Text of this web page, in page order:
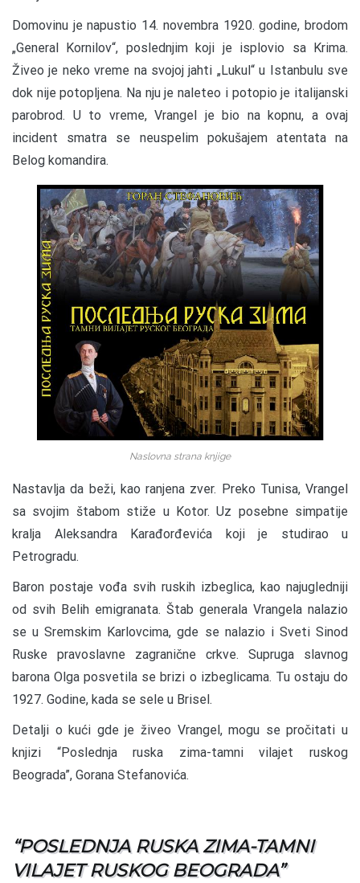
Domovinu je napustio 14. novembra 1920. godine, brodom
„General Kornilov“, poslednjim koji je isplovio sa Krima.
Živeo je neko vreme na svojoj jahti „Lukul“ u Istanbulu sve
dok nije potopljena. Na nju je naleteo i potopio je italijanski
parobrod. U to vreme, Vrangel je bio na kopnu, a ovaj
incident smatra se neuspelim pokušajem atentata na
Belog komandira.
Naslovna strana knjige
Nastavlja da beži, kao ranjena zver. Preko Tunisa, Vrangel
sa svojim štabom stiže u Kotor. Uz posebne simpatije
kralja Aleksandra Karađorđevića koji je studirao u
Petrogradu.
Baron postaje vođa svih ruskih izbeglica, kao najugledniji
od svih Belih emigranata. Štab generala Vrangela nalazio
se u Sremskim Karlovcima, gde se nalazio i Sveti Sinod
Ruske pravoslavne zagranične crkve. Supruga slavnog
barona Olga posvetila se brizi o izbeglicama. Tu ostaju do
1927. Godine, kada se sele u Brisel.
Detalji o kući gde je živeo Vrangel, mogu se pročitati u
knjizi “Poslednja ruska zima-tamni vilajet ruskog
Beograda”, Gorana Stefanovića.
“POSLEDNJA RUSKA ZIMA-TAMNI
VILAJET RUSKOG BEOGRADA”